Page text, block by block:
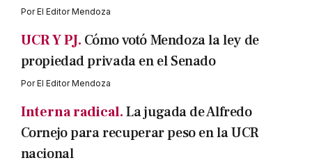
PorEl Editor Mendoza
UCR Y PJ. Cómo votó Mendoza la ley de
propiedad privada en el Senado
PorEl Editor Mendoza
Interna radical.La jugada de Alfredo
Cornejo para recuperar peso en la UCR
nacional